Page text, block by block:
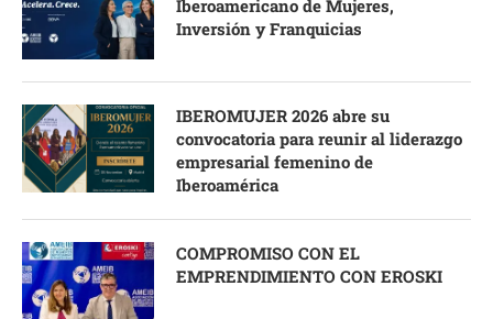
Iberoamericano de Mujeres,
Inversión y Franquicias
IBEROMUJER 2026 abre su
convocatoria para reunir al liderazgo
empresarial femenino de
Iberoamérica
COMPROMISO CON EL
EMPRENDIMIENTO CON EROSKI